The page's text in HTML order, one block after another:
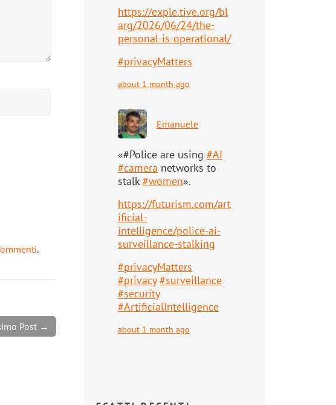
.
Post →
https://exple.tive.org/bl
arg/2026/06/24/the-
personal-is-operational/
#privacyMatters
about 1 month ago
Emanuele
«#Police are using #AI
#camera networks to
stalk#women».
https://futurism.com/art
ificial-
intelligence/police-ai-
surveillance-stalking
#privacyMatters
#privacy #surveillance
#security
#ArtificialIntelligence
about 1 month ago